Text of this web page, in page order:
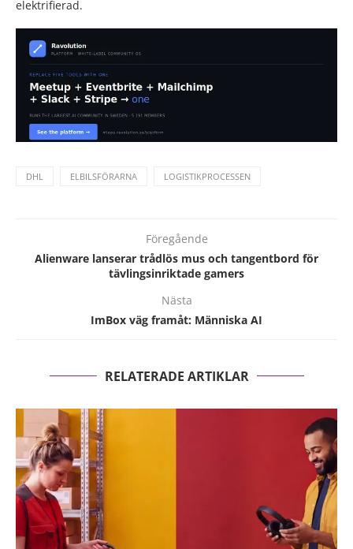
elektrifierad.
DHL ELBILSFÖRARNA LOGISTIKPROCESSEN
Föregående
Alienware lanserar trådlös mus och tangentbord för
tävlingsinriktade gamers
Nästa
ImBox väg framåt: Människa AI
RELATERADE ARTIKLAR